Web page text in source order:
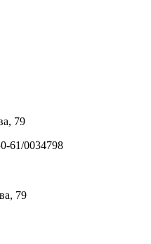
79
61/0034798
79